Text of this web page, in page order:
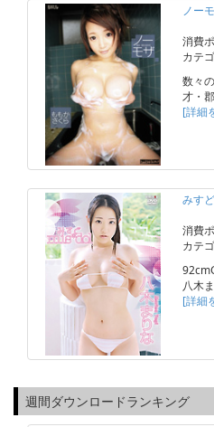
ノー
消費
カテ
数々
才・
[詳細
みす
消費
カテ
八木
[詳細
週間ダウンロードランキング